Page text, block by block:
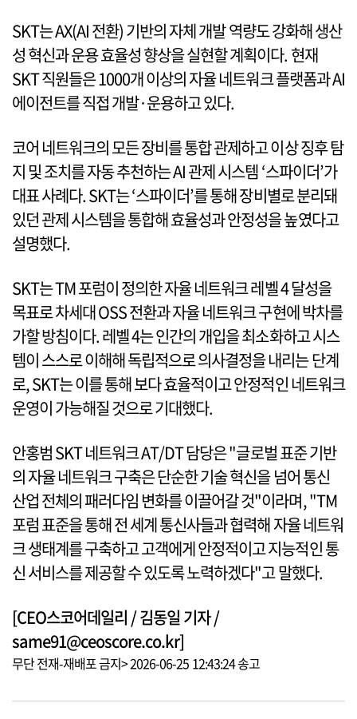
SKT는 AX(AI 전환) 기반의 자체 개발 역량도 강화해 생산
성 혁신과 운용 효율성 향상을 실현할 계획이다. 현재
SKT 직원들은 1000개 이상의 자율 네트워크 플랫폼과 AI
에이전트를 직접 개발·운용하고 있다.
코어 네트워크의 모든 장비를 통합 관제하고 이상 징후 탐
지 및 조치를 자동 추천하는 AI 관제 시스템 ‘스파이더’가
대표 사례다. SKT는 ‘스파이더’를 통해 장비별로 분리돼
있던 관제 시스템을 통합해 효율성과 안정성을 높였다고
설명했다.
SKT는 TM 포럼이 정의한 자율 네트워크 레벨 4 달성을
목표로 차세대 OSS 전환과 자율 네트워크 구현에 박차를
가할 방침이다. 레벨 4는 인간의 개입을 최소화하고 시스
템이 스스로 이해해 독립적으로 의사결정을 내리는 단계
로, SKT는 이를 통해 보다 효율적이고 안정적인 네트워크
운영이 가능해질 것으로 기대했다.
안홍범 SKT 네트워크 AT/DT 담당은 "글로벌 표준 기반
의 자율 네트워크 구축은 단순한 기술 혁신을 넘어 통신
산업 전체의 패러다임 변화를 이끌어갈 것"이라며, "TM
포럼 표준을 통해 전 세계 통신사들과 협력해 자율 네트워
크 생태계를 구축하고 고객에게 안정적이고 지능적인 통
신 서비스를 제공할 수 있도록 노력하겠다"고 말했다.
[CEO스코어데일리 / 김동일 기자 /
same91@ceoscore.co.kr]
무단 전재-재배포 금지> 2026-06-25 12:43:24 송고